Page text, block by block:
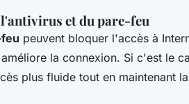
et du pare-feu
peuvent bloquer l'accès à
la connexion. Si c'est le
plus fluide tout en maintenant